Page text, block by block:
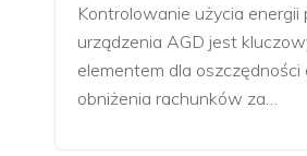
Kontrolowanie użycia energii
urządzenia AGD jest
elementem dla oszczędności
obniżenia rachunków za…